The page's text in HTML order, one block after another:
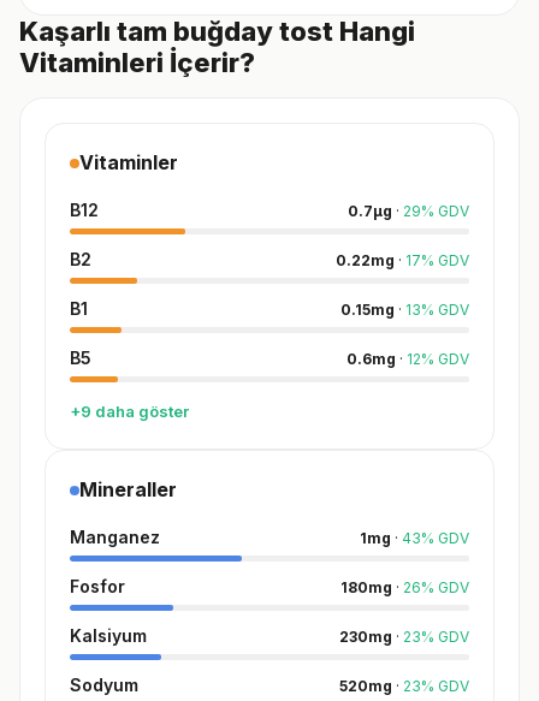
Kaşarlı tam buğday tost Hangi
Vitaminleri İçerir?
Vitaminler
B12 0.7µg · 29% GDV
B2 0.22mg · 17% GDV
B1 0.15mg · 13% GDV
B5 0.6mg · 12% GDV
+9 daha göster
Mineraller
Manganez 1mg · 43% GDV
Fosfor 180mg · 26% GDV
Kalsiyum 230mg · 23% GDV
Sodyum 520mg · 23% GDV